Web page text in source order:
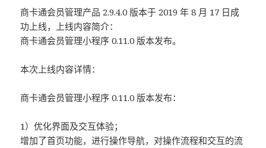
商卡通会员管理产品 2.9.4.0 版本于 2019 年 8 月 17 日成
功上线，上线内容简介：
商卡通会员管理小程序 0.11.0 版本发布。
本次上线内容详情：
商卡通会员管理小程序 0.11.0 版本发布：
1）优化界面及交互体验；
增加了首页功能，进行操作导航，对操作流程和交互的流